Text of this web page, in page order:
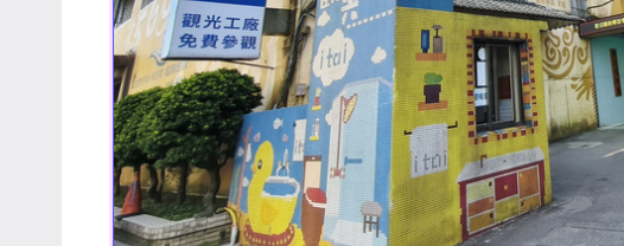
欄、
觀
光
局
合
作
達